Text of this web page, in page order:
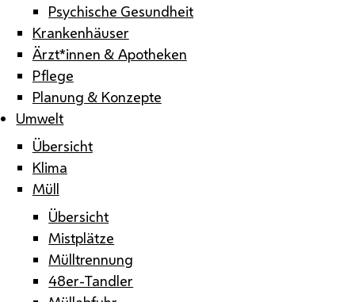
Psychische Gesundheit
Krankenhäuser
Ärzt*innen & Apotheken
Pflege
Planung & Konzepte
Umwelt
Übersicht
Klima
Müll
Übersicht
Mistplätze
Mülltrennung
48er-Tandler